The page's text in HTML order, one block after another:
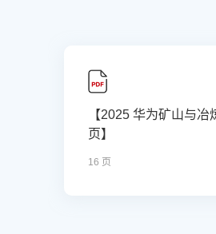
【2025 华为矿山与
页】
16 页